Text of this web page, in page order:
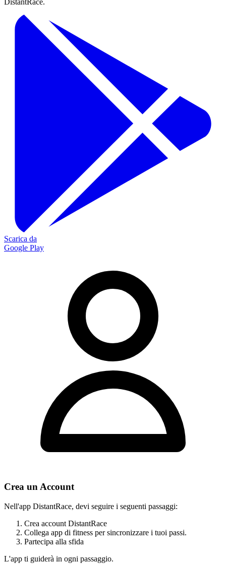
Scarica da
Google Play
Crea un Account
Nell'app DistantRace, devi seguire i seguenti passaggi:
Crea account DistantRace
Collega app di fitness per sincronizzare i tuoi passi.
Partecipa alla sfida
L'app ti guiderà in ogni passaggio.